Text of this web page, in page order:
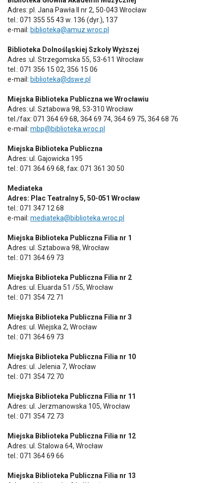
Adres: pl. Jana Pawła II nr 2, 50-043 Wrocław
tel.: 071 355 55 43 w. 136 (dyr.), 137
e-mail: biblioteka@amuz.wroc.pl
Biblioteka Dolnośląskiej Szkoły Wyższej
Adres :ul. Strzegomska 55, 53-611 Wrocław
tel.: 071 356 15 02, 356 15 06
e-mail: biblioteka@dswe.pl
Miejska Biblioteka Publiczna we Wrocławiu
Adres: ul. Sztabowa 98, 53-310 Wrocław
tel./fax: 071 364 69 68, 364 69 74, 364 69 75, 364 68 76
e-mail: mbp@biblioteka.wroc.pl
Miejska Biblioteka Publiczna
Adres: ul. Gajowicka 195
tel.: 071 364 69 68, fax: 071 361 30 50
Mediateka
Adres: Plac Teatralny 5, 50-051 Wrocław
tel.: 071 347 12 68
e-mail: mediateka@biblioteka.wroc.pl
Miejska Biblioteka Publiczna Filia nr 1
Adres: ul. Sztabowa 98, Wrocław
tel.: 071 364 69 73
Miejska Biblioteka Publiczna Filia nr 2
Adres: ul. Eluarda 51 /55, Wrocław
tel.: 071 354 72 71
Miejska Biblioteka Publiczna Filia nr 3
Adres: ul. Wiejska 2, Wrocław
tel.: 071 364 69 73
Miejska Biblioteka Publiczna Filia nr 10
Adres: ul. Jelenia 7, Wrocław
tel.: 071 354 72 70
Miejska Biblioteka Publiczna Filia nr 11
Adres: ul. Jerzmanowska 105, Wrocław
tel.: 071 354 72 73
Miejska Biblioteka Publiczna Filia nr 12
Adres: ul. Stalowa 64, Wrocław
tel.: 071 364 69 66
Miejska Biblioteka Publiczna Filia nr 13